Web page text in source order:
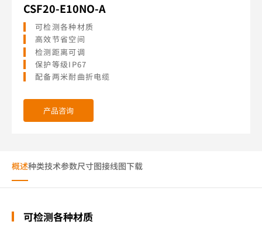
CSF20-E10NO-A
可检测各种材质
高效节省空间
检测距离可调
保护等级IP67
配备两米耐曲折电缆
产品咨询
概述种类技术参数尺寸图接线图下载
可检测各种材质